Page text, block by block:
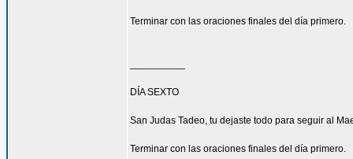
Terminar con las oraciones finales del día primero.
DÍA SEXTO
San Judas Tadeo, tu dejaste todo para seguir al
Terminar con las oraciones finales del día primero.